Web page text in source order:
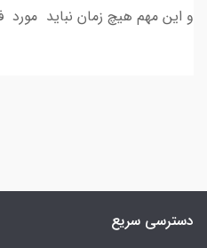
و این مهم هیچ زمان نباید مورد
دسترسی سریع